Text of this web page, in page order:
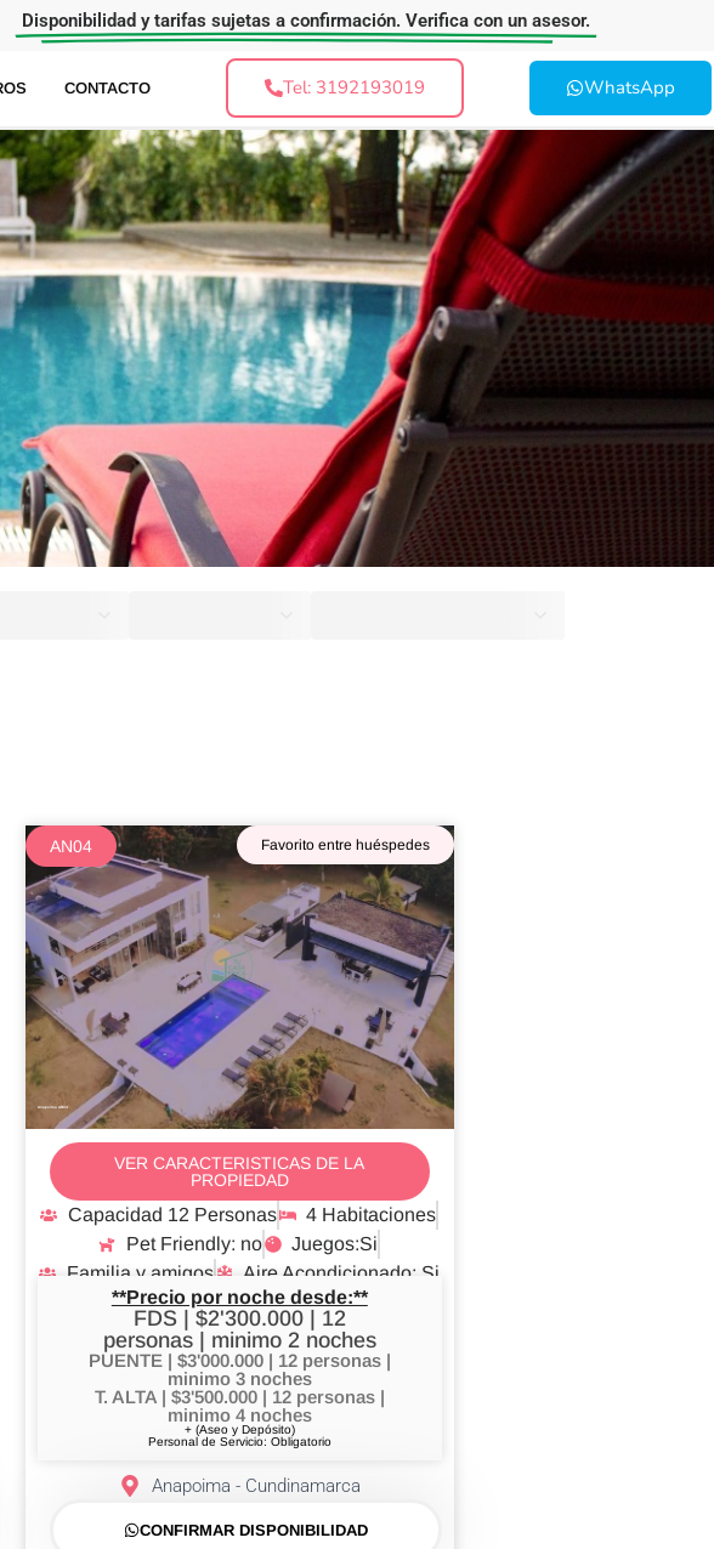
Disponibilidad y tarifas sujetas a confirmación. Verifica con un asesor.
CONTACTO Tel: 3192193019 WhatsApp
de amigos!
AN04 Favorito entre huéspedes
Anapoima AN04
VER CARACTERISTICAS DE LA
PROPIEDAD
Capacidad 12 Personas
4 Habitaciones
Pet Friendly: no
Juegos:Si
Familia y amigos
Aire Acondicionado: Si
**Precio por noche desde:**
FDS | $2'300.000 | 12
personas | minimo 2 noches
PUENTE | $3'000.000 | 12 personas |
minimo 3 noches
T. ALTA | $3'500.000 | 12 personas |
minimo 4 noches
+ (Aseo y Depósito)
Personal de Servicio: Obligatorio
Anapoima - Cundinamarca
CONFIRMAR DISPONIBILIDAD